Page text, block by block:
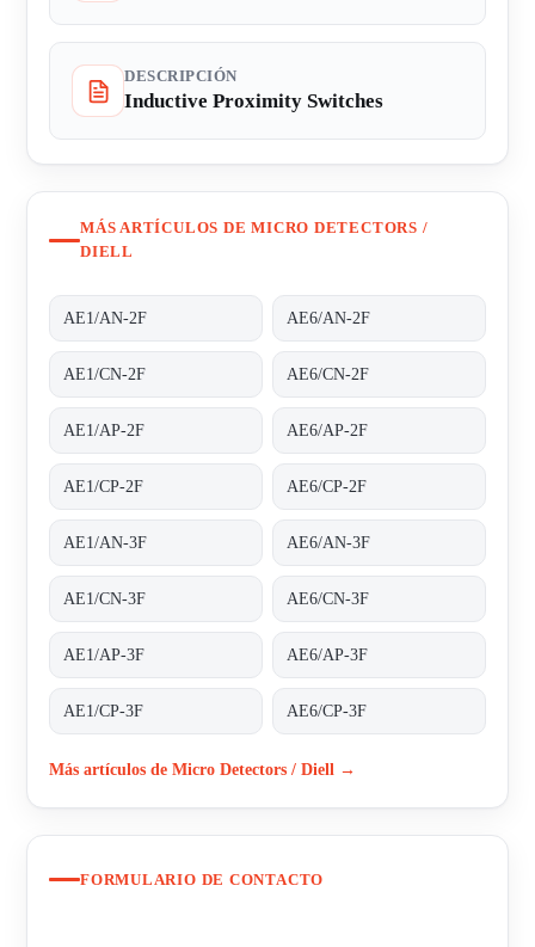
DESCRIPCIÓN
Inductive Proximity Switches
MÁS ARTÍCULOS DE MICRO DETECTORS /
DIELL
AE1/AN-2F AE6/AN-2F
AE1/CN-2F AE6/CN-2F
AE1/AP-2F AE6/AP-2F
AE1/CP-2F AE6/CP-2F
AE1/AN-3F AE6/AN-3F
AE1/CN-3F AE6/CN-3F
AE1/AP-3F AE6/AP-3F
AE1/CP-3F AE6/CP-3F
Más artículos de Micro Detectors / Diell →
FORMULARIO DE CONTACTO